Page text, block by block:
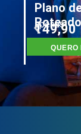
Plano
apenas
149,90
QUERO